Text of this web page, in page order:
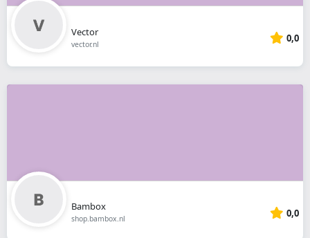
Vector
vector.nl 0,0
Bambox
shop.bambox.nl 0,0